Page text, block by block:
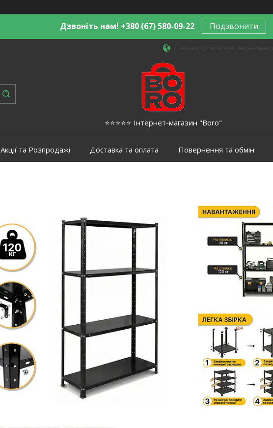
Дзвоніть нам! +380 (67) 580-09-22 Подзвонити
⭐️⭐️⭐️⭐️⭐️ Інтернет-магазин "Boro"
Акції та Розпродажі Доставка та оплата Повернення та обмін